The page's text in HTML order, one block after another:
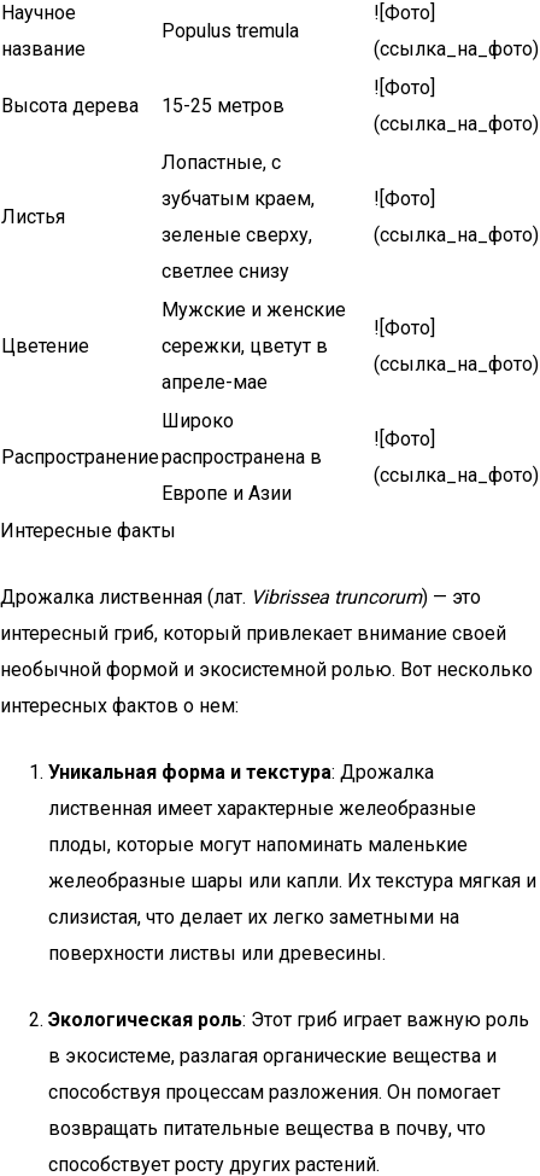
Научное
название
Populus tremula
![Фото]
(ссылка_на_фото)
Высота дерева 15-25 метров
![Фото]
(ссылка_на_фото)
Листья
Лопастные, с
зубчатым краем,
зеленые сверху,
светлее снизу
![Фото]
(ссылка_на_фото)
Цветение
Мужские и женские
сережки, цветут в
апреле-мае
![Фото]
(ссылка_на_фото)
Распространение
Широко
распространена в
Европе и Азии
![Фото]
(ссылка_на_фото)
Интересные факты
Дрожалка лиственная (лат. Vibrissea truncorum) — это
интересный гриб, который привлекает внимание своей
необычной формой и экосистемной ролью. Вот несколько
интересных фактов о нем:
Уникальная форма и текстура: Дрожалка
лиственная имеет характерные желеобразные
плоды, которые могут напоминать маленькие
желеобразные шары или капли. Их текстура мягкая и
слизистая, что делает их легко заметными на
поверхности листвы или древесины.
Экологическая роль: Этот гриб играет важную роль
в экосистеме, разлагая органические вещества и
способствуя процессам разложения. Он помогает
возвращать питательные вещества в почву, что
способствует росту других растений.